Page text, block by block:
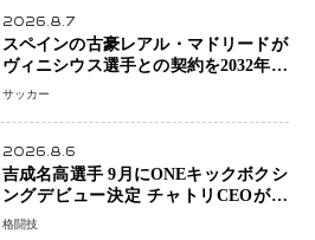
2026.8.7
スペインの古豪レアル・マドリードが
ヴィニシウス選手との契約を2032年ま
で延長 長期交渉が決着 年俸は約43億
サッカー
2026.8.6
吉成名高選手 9月にONEキックボクシ
ングデビュー決定 チャトリCEOがサ
プライズ発表 2カ月連続参戦へ
格闘技